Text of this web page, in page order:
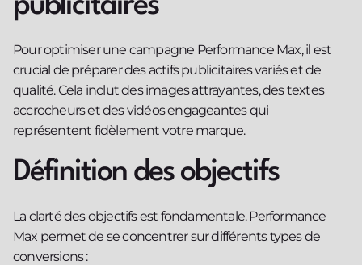
publicitaires
Pour optimiser une campagne Performance Max, il est
crucial de préparer des actifs publicitaires variés et de
qualité. Cela inclut des images attrayantes, des textes
accrocheurs et des vidéos engageantes qui
représentent fidèlement votre marque.
Définition des objectifs
La clarté des objectifs est fondamentale. Performance
Max permet de se concentrer sur différents types de
conversions :